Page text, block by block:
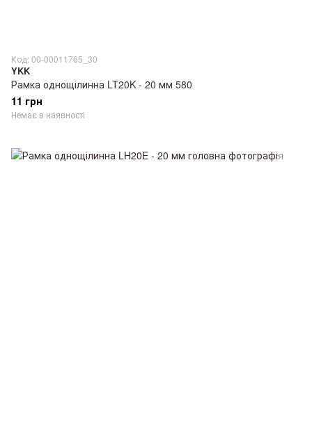
Код: 00-00011765_30
YKK
Рамка однощілинна LT20K - 20 мм 580
11 грн
Немає в наявності